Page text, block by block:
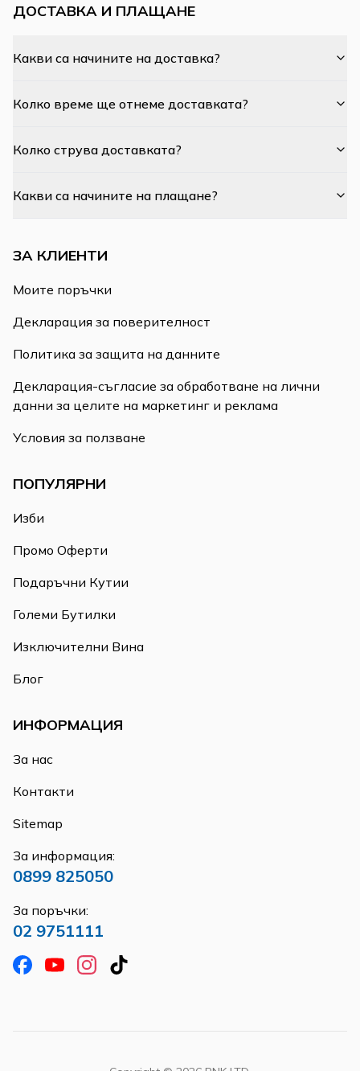
ДОСТАВКА И ПЛАЩАНЕ
Какви са начините на доставка?
Колко време ще отнеме доставката?
Колко струва доставката?
Какви са начините на плащане?
ЗА КЛИЕНТИ
Моите поръчки
Декларация за поверителност
Политика за защита на данните
Декларация-съгласие за обработване на лични
данни за целите на маркетинг и реклама
Условия за ползване
ПОПУЛЯРНИ
Изби
Промо Оферти
Подаръчни Кутии
Големи Бутилки
Изключителни Вина
Блог
ИНФОРМАЦИЯ
За нас
Контакти
Sitemap
За информация:
0899 825050
За поръчки:
02 9751111